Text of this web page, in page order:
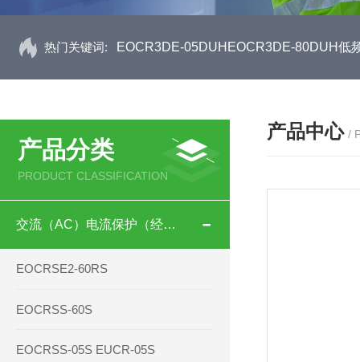
热门关键词: EOCR3DE-05DUHEOCR3DE-80DUH低
产品分类
PRODUCT CLASSIFICATION
交流（AC）电流保护（经济型）
EOCRSE2-60RS
EOCRSS-60S
EOCRSS-05S EUCR-05S
产品中心 /